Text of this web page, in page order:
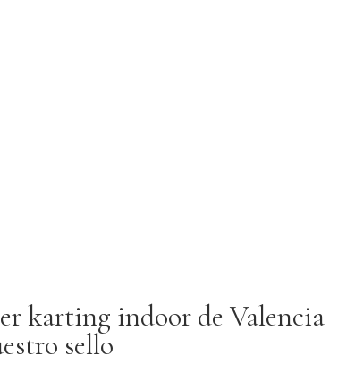
karting indoor de Valencia
sello